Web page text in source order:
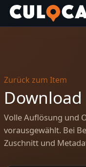
Zurück zum Item
Download
Volle Auflösung und
vorausgewählt. Bei
Zuschnitt und